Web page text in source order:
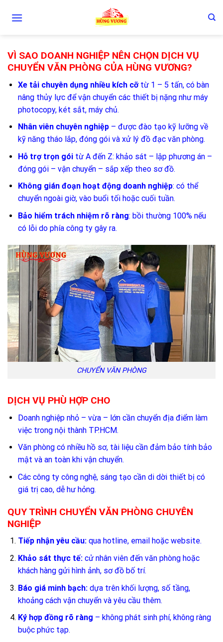
VÌ SAO DOANH NGHIỆP NÊN CHỌN DỊCH VỤ
CHUYỂN VĂN PHÒNG CỦA HÙNG VƯƠNG?
Xe tải chuyên dụng nhiều kích cỡtừ 1 – 5 tấn, có bàn
nâng thủy lực để vận chuyển các thiết bị nặng như máy
photocopy, két sắt, máy chủ.
Nhân viên chuyên nghiệp– được đào tạo kỹ lưỡng về
kỹ năng tháo lắp, đóng gói và xử lý đồ đạc văn phòng.
Hỗ trợ trọn góitừ A đến Z: khảo sát – lập phương án –
đóng gói – vận chuyển – sắp xếp theo sơ đồ.
Không gián đoạn hoạt động doanh nghiệp: có thể
chuyển ngoài giờ, vào buổi tối hoặc cuối tuần.
Bảo hiểm trách nhiệm rõ ràng: bồi thường 100% nếu
có lỗi do phía công ty gây ra.
CHUYỂN VĂN PHÒNG
DỊCH VỤ PHÙ HỢP CHO
Doanh nghiệp nhỏ – vừa – lớn cần chuyển địa điểm làm
việc trong nội thành TP.HCM.
Văn phòng có nhiều hồ sơ, tài liệu cần đảm bảo tính bảo
mật và an toàn khi vận chuyển.
Các công ty công nghệ, sáng tạo cần di dời thiết bị có
giá trị cao, dễ hư hỏng.
QUY TRÌNH CHUYỂN VĂN PHÒNG CHUYÊN
NGHIỆP
Tiếp nhận yêu cầu:qua hotline, email hoặc website.
Khảo sát thực tế:cử nhân viên đến văn phòng hoặc
khách hàng gửi hình ảnh, sơ đồ bố trí.
Báo giá minh bạch:dựa trên khối lượng, số tầng,
khoảng cách vận chuyển và yêu cầu thêm.
Ký hợp đồng rõ ràng – không phát sinh phí, không ràng
buộc phức tạp.